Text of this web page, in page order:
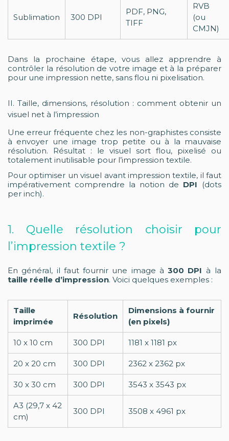
Sublimation 300 DPI
PDF, PNG,
TIFF
RVB
(ou
CMJN)
Dans la prochaine étape, vous allez apprendre à
contrôler la résolution de votre image et à la préparer
pour une impression nette, sans flou ni pixelisation.
II. Taille, dimensions, résolution : comment obtenir un
visuel net à l’impression
Une erreur fréquente chez les non-graphistes consiste
à envoyer une image trop petite ou à la mauvaise
résolution. Résultat : le visuel sort flou, pixelisé ou
totalement inutilisable pour l’impression textile.
Pour optimiser un visuel avant impression textile, il faut
impérativement comprendre la notion de DPI (dots
per inch).
1. Quelle résolution choisir pour
l’impression textile ?
En général, il faut fournir une image à 300 DPI à la
taille réelle d’impression. Voici quelques exemples :
Taille
imprimée
Résolution
Dimensions à fournir
(en pixels)
10 x 10 cm 300 DPI 1181 x 1181 px
20 x 20 cm 300 DPI 2362 x 2362 px
30 x 30 cm 300 DPI 3543 x 3543 px
A3 (29,7 x 42
cm)
300 DPI 3508 x 4961 px